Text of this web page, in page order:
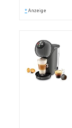
* Anzeige